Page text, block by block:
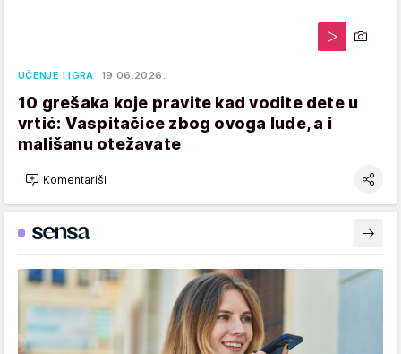
UČENJE I IGRA 19.06.2026.
10 grešaka koje pravite kad vodite dete u
vrtić: Vaspitačice zbog ovoga lude, a i
mališanu otežavate
Komentariši